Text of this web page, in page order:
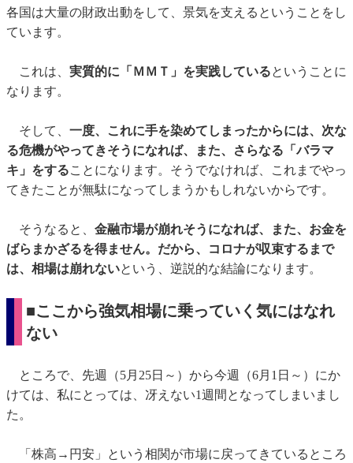
各国は大量の財政出動をして、景気を支えるということをし
ています。
これは、 実質的に「ＭＭＴ」を実践しているということに
なります。
そして、 一度、これに手を染めてしまったからには、次な
る危機がやってきそうになれば、また、さらなる「バラマ
キ」をすることになります。そうでなければ、これまでやっ
てきたことが無駄になってしまうかもしれないからです。
そうなると、 金融市場が崩れそうになれば、また、お金を
ばらまかざるを得ません。だから、コロナが収束するまで
は、相場は崩れないという、逆説的な結論になります。
■ここから強気相場に乗っていく気にはなれ
ない
ところで、先週（5月25日～）から今週（6月1日～）にか
けては、私にとっては、冴えない1週間となってしまいまし
た。
「株高→円安」という相関が市場に戻ってきているところ